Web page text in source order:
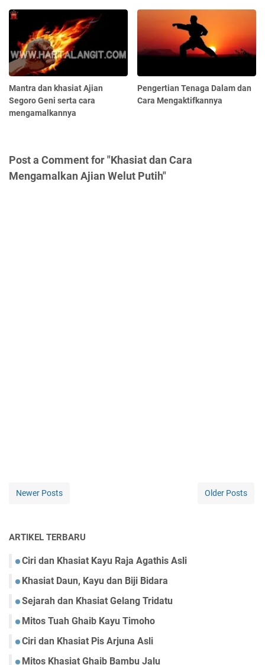
Mantra dan khasiat Ajian
Segoro Geni serta cara
mengamalkannya
Pengertian Tenaga Dalam dan
Cara Mengaktifkannya
Post a Comment for "Khasiat dan Cara
Mengamalkan Ajian Welut Putih"
Newer Posts Older Posts
ARTIKEL TERBARU
Ciri dan Khasiat Kayu Raja Agathis Asli
Khasiat Daun, Kayu dan Biji Bidara
Sejarah dan Khasiat Gelang Tridatu
Mitos Tuah Ghaib Kayu Timoho
Ciri dan Khasiat Pis Arjuna Asli
Mitos Khasiat Ghaib Bambu Jalu